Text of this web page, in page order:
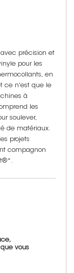
précision et
pour les
en
ce n'est que le
à
les
soulever,
de matériaux.
projets
compagnon
vous